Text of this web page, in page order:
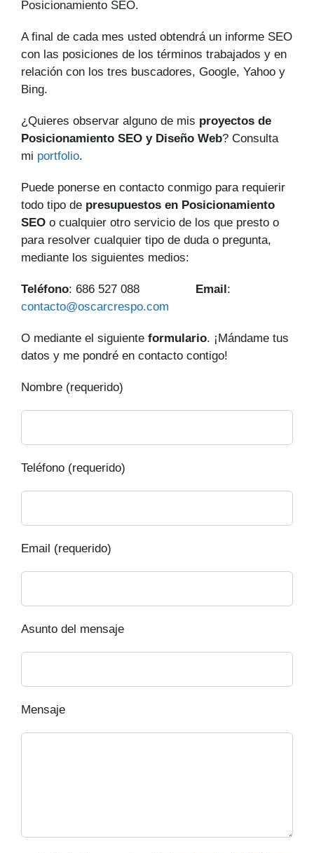
Posicionamiento SEO.
A final de cada mes usted obtendrá un informe SEO
con las posiciones de los términos trabajados y en
relación con los tres buscadores, Google, Yahoo y
Bing.
¿Quieres observar alguno de mis proyectos de
Posicionamiento SEO y Diseño Web? Consulta
mi portfolio.
Puede ponerse en contacto conmigo para requierir
todo tipo de presupuestos en Posicionamiento
SEO o cualquier otro servicio de los que presto o
para resolver cualquier tipo de duda o pregunta,
mediante los siguientes medios:
Teléfono: 686 527 088 Email :
contacto@oscarcrespo.com
O mediante el siguiente formulario. ¡Mándame tus
datos y me pondré en contacto contigo!
Nombre (requerido)
Teléfono (requerido)
Email (requerido)
Asunto del mensaje
Mensaje